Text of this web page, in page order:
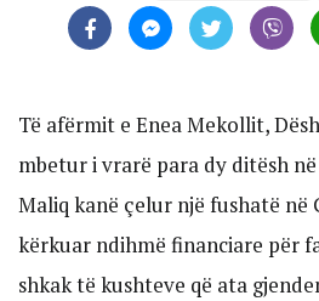
Të afërmit e Enea Mekollit,
mbetur i vrarë para dy ditësh
Maliq kanë çelur një fushatë në
kërkuar ndihmë financiare për
shkak të kushteve që ata